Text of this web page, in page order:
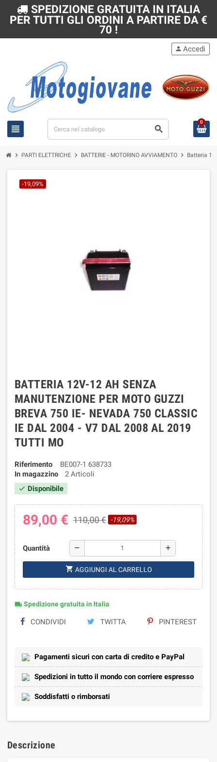
SPEDIZIONE GRATUITA IN ITALIA
PER TUTTI GLI ORDINI A PARTIRE DA €
70 !
view_headline search
person Accedi
0
chevron_right PARTI ELETTRICHE chevron_right BATTERIE - MOTORINO AVVIAMENTO chevron_right Batteria
-19,09%
BATTERIA 12V-12 AH SENZA
MANUTENZIONE PER MOTO GUZZI
BREVA 750 IE- NEVADA 750 CLASSIC
IE DAL 2004 - V7 DAL 2008 AL 2019
TUTTI MO
Riferimento
BE007-1 638733
In magazzino
2 Articoli
check Disponibile
89,00 € 110,00 € -19,09%
Quantità remove add
shopping_cart AGGIUNGI AL CARRELLO
local_shippingSpedizione gratuita in Italia
CONDIVIDI TWITTA PINTEREST
Pagamenti sicuri con carta di credito e PayPal
Spedizioni in tutto il mondo con corriere espresso
Soddisfatti o rimborsati
Descrizione